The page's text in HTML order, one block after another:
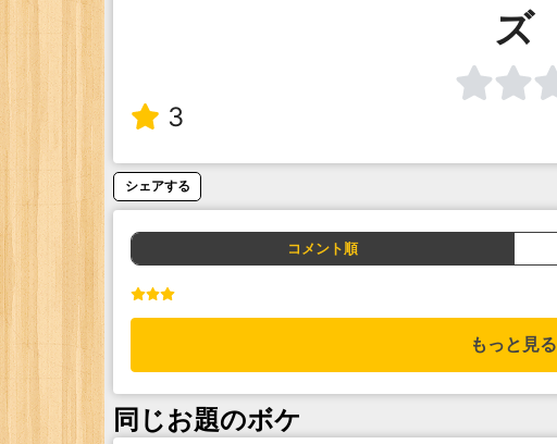
ズ
3
シェアする
コメント順
もっと見る
同じお題のボケ